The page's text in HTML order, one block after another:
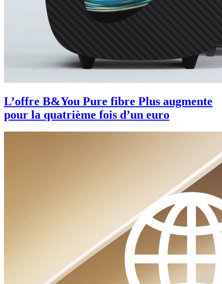
L’offre B&You Pure fibre Plus augmente
pour la quatrième fois d’un euro